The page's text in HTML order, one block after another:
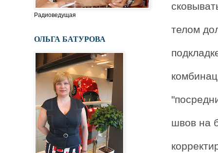
телом
швов на
Радиоведущая
ОЛЬГА БАТУРОВА